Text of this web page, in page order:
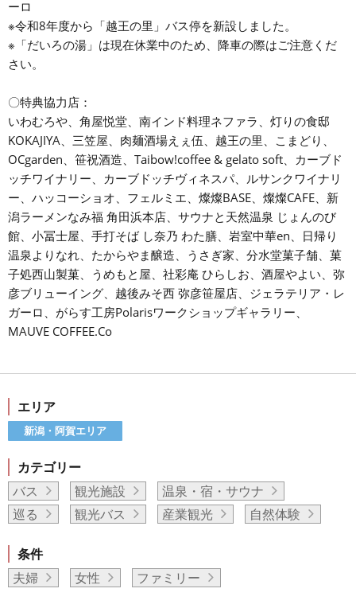
ーロ
※令和8年度から「越王の里」バス停を新設しました。
※「だいろの湯」は現在休業中のため、降車の際はご注意くだ
さい。
〇特典協力店：
いわむろや、角屋悦堂、南インド料理ネファラ、灯りの食邸
KOKAJIYA、三笠屋、肉麺酒場えぇ伍、越王の里、こまどり、
OCgarden、笹祝酒造、Taibow!coffee & gelato soft、カーブド
ッチワイナリー、カーブドッチヴィネスパ、ルサンクワイナリ
ー、ハッコーショオ、フェルミエ、燦燦BASE、燦燦CAFE、新
潟ラーメンなみ福 角田浜本店、サウナと天然温泉 じょんのび
館、小冨士屋、手打そば し奈乃 わた膳、岩室中華en、日帰り
温泉よりなれ、たからやま醸造、うさぎ家、分水堂菓子舗、菓
子処西山製菓、うめもと屋、社彩庵 ひらしお、酒屋やよい、弥
彦ブリューイング、越後みそ西 弥彦笹屋店、ジェラテリア・レ
ガーロ、がらす工房Polarisワークショップギャラリー、
MAUVE COFFEE.Co
エリア
新潟・阿賀エリア
カテゴリー
バス
観光施設
温泉・宿・サウナ
巡る
観光バス 産業観光 自然体験
条件
夫婦
女性 ファミリー